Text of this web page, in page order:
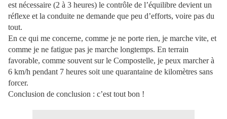
est nécessaire (2 à 3 heures) le contrôle de l’équilibre devient un
réflexe et la conduite ne demande que peu d’efforts, voire pas du
tout.
En ce qui me concerne, comme je ne porte rien, je marche vite, et
comme je ne fatigue pas je marche longtemps. En terrain
favorable, comme souvent sur le Compostelle, je peux marcher à
6 km/h pendant 7 heures soit une quarantaine de kilomètres sans
forcer.
Conclusion de conclusion : c’est tout bon !